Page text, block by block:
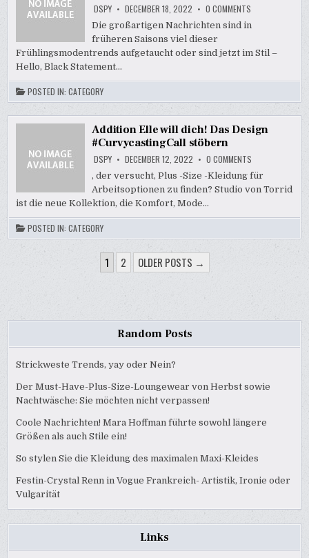
DSPY DECEMBER 18, 2022 0 COMMENTS
TATEMENT B
LOUSE
Die großartigen Nachrichten sind in
früheren Saisons viel dieser
Frühlingsmodentrends aufgetaucht oder sind jetzt im Stil –
Hello, Black Statement…
POSTED IN:CATEGORY
Addition Elle will dich! Das Design
#CurvycastingCall stöbern
DSPY DECEMBER 12, 2022 0 COMMENTS
ELLE
DICH!
, der versucht, Plus -Size -Kleidung für
Arbeitsoptionen zu finden? Studio von Torrid
ist die neue Kollektion, die Komfort, Mode…
POSTED IN:CATEGORY
NAVIGATION
1 2 OLDER POSTS →
Random Posts
Strickweste Trends, yay oder Nein?
Der Must-Have-Plus-Size-Loungewear von Herbst sowie
Nachtwäsche: Sie möchten nicht verpassen!
Coole Nachrichten! Mara Hoffman führte sowohl längere
Größen als auch Stile ein!
So stylen Sie die Kleidung des maximalen Maxi-Kleides
Festin-Crystal Renn in Vogue Frankreich- Artistik, Ironie oder
Vulgarität
Links